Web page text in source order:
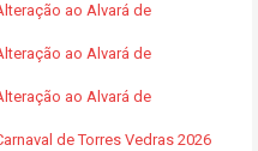
ao Alvará de
ao Alvará de
ao Alvará de
de Torres Vedras 2026